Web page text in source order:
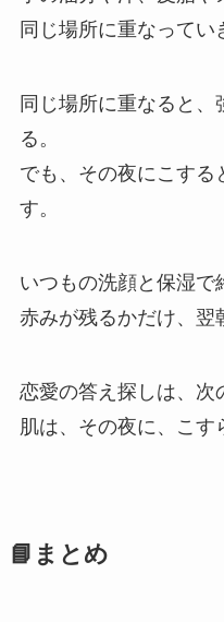
同じ場所に重なってい
同じ場所に重なると
る。
でも、その夜にこする
す。
いつもの洗顔と保湿で
赤みが残るかだけ、翌
恋愛の答え探しは、次
肌は、その夜に、こす
📘まとめ